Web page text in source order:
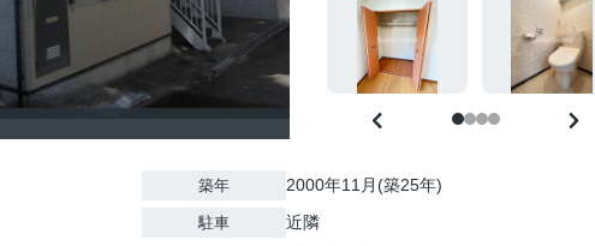
築年 2000年11月(築25年)
駐車 近隣